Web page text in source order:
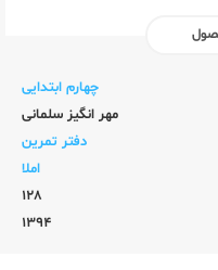
چهارم ابتدایی
مهر انگیز سلمانی
دفتر تمرین
املا
128
1394